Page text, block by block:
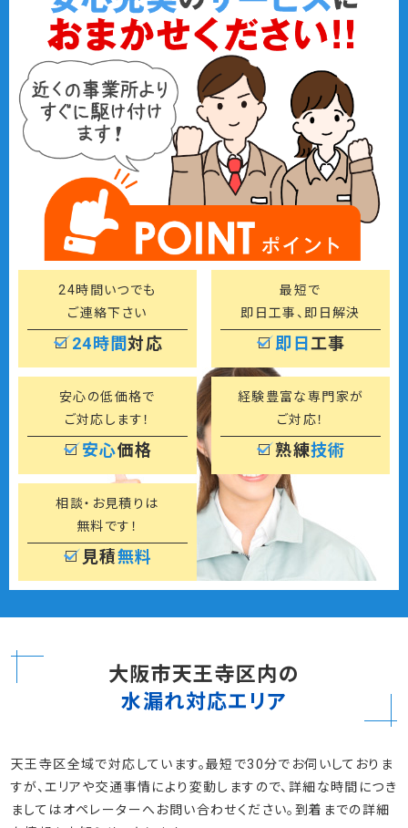
24時間対応
24時間いつでも
ご連絡下さい
即日工事
最短で
即日工事、即日解決
安心価格
安心の低価格で
ご対応します！
熟練技術
経験豊富な専門家が
ご対応！
見積無料
相談・お見積りは
無料です！
大阪市天王寺区内の
水漏れ対応エリア
天王寺区全域で対応しています。最短で30分でお伺いしておりま
すが、エリアや交通事情により変動しますので、詳細な時間につき
ましてはオペレーターへお問い合わせください。到着までの詳細